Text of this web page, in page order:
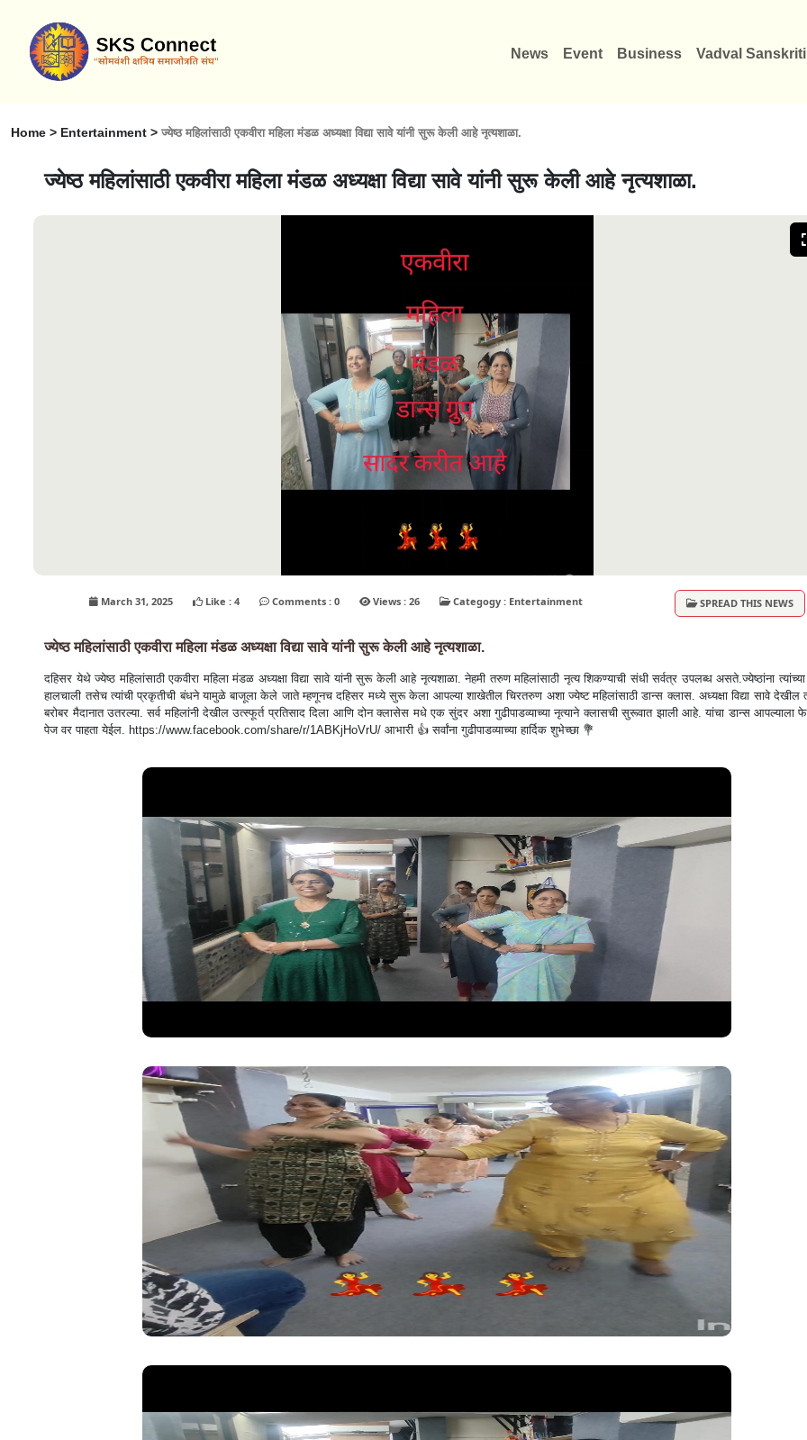
News Event Business Vadval Sanskriti
Home > Entertainment > ज्येष्ठ महिलांसाठी एकवीरा महिला मंडळ अध्यक्षा विद्या सावे यांनी सुरू केली आहे नृत्यशाळा.
ज्येष्ठ महिलांसाठी एकवीरा महिला मंडळ अध्यक्षा विद्या सावे यांनी सुरू केली आहे नृत्यशाळा.
March 31, 2025 Like : 4 Comments : 0 Views : 26 Categogy : Entertainment SPREAD THIS NEWS
ज्येष्ठ महिलांसाठी एकवीरा महिला मंडळ अध्यक्षा विद्या सावे यांनी सुरू केली आहे नृत्यशाळा.
दहिसर येथे ज्येष्ठ महिलांसाठी एकवीरा महिला मंडळ अध्यक्षा विद्या सावे यांनी सुरू केली आहे नृत्यशाळा. नेहमी तरुण महिलांसाठी नृत्य शिकण्याची संधी सर्वत्र उपलब्ध असते.ज्येष्ठांना त्यांच्या
हालचाली तसेच त्यांची प्रकृतीची बंधने यामुळे बाजूला केले जाते म्हणूनच दहिसर मध्ये सुरू केला आपल्या शाखेतील चिरतरुण अशा ज्येष्ट महिलांसाठी डान्स क्लास. अध्यक्षा विद्या सावे देखील
बरोबर मैदानात उतरल्या. सर्व महिलांनी देखील उत्स्फूर्त प्रतिसाद दिला आणि दोन क्लासेस मधे एक सुंदर अशा गुढीपाडव्याच्या नृत्याने क्लासची सुरूवात झाली आहे. यांचा डान्स आपल्याला
पेज वर पाहता येईल. https://www.facebook.com/share/r/1ABKjHoVrU/ आभारी 👍 सर्वांना गुढीपाडव्याच्या हार्दिक शुभेच्छा 💐